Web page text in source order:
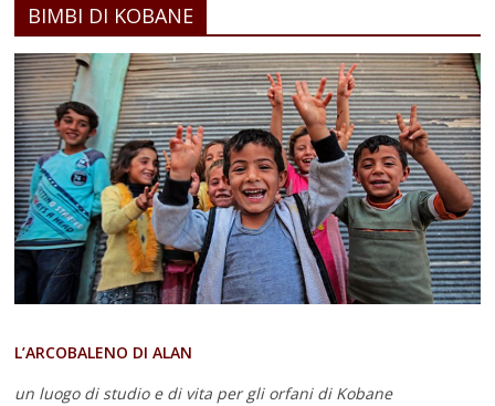
BIMBI DI KOBANE
L’ARCOBALENO DI ALAN
un luogo di studio e di vita per gli orfani di Kobane